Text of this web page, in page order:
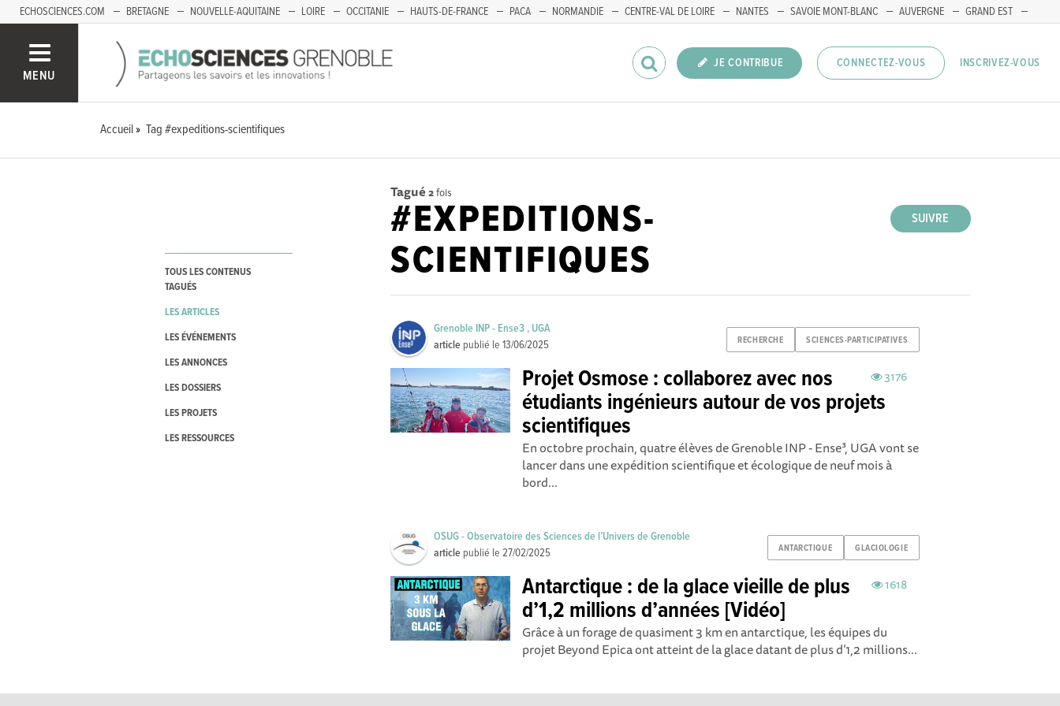
ECHOSCIENCES.COM BRETAGNE NOUVELLE-AQUITAINE LOIRE OCCITANIE HAUTS-DE-FRANCE PACA NORMANDIE CENTRE-VAL DE LOIRE NANTES SAVOIE MONT-BLANC AUVERGNE
GRAND EST
MENU
JE CONTRIBUE CONNECTEZ-VOUS INSCRIVEZ-VOUS
Accueil Tag #expeditions-scientifiques
TOUS LES CONTENUS
TAGUÉS
LES ARTICLES
LES ÉVÉNEMENTS
LES ANNONCES
LES DOSSIERS
LES PROJETS
LES RESSOURCES
Tagué 2fois
SUIVRE
#EXPEDITIONS-
SCIENTIFIQUES
RECHERCHE SCIENCES-PARTICIPATIVES
Grenoble INP - Ense3 , UGA
article publié le13/06/2025
3176
Projet Osmose : collaborez avec nos
étudiants ingénieurs autour de vos projets
scientifiques
En octobre prochain, quatre élèves de Grenoble INP - Ense³, UGA vont se
lancer dans une expédition scientifique et écologique de neuf mois à
bord...
ANTARCTIQUE GLACIOLOGIE
OSUG - Observatoire des Sciences de l’Univers de Grenoble
article publié le27/02/2025
1618
Antarctique : de la glace vieille de plus
d’1,2 millions d’années [Vidéo]
Grâce à un forage de quasiment 3 km en antarctique, les équipes du
projet Beyond Epica ont atteint de la glace datant de plus d’1,2 millions...